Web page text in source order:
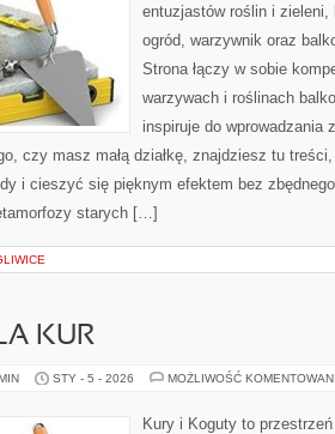
entuzjastów roślin i
ogród, warzywnik oraz
Strona łączy w sobie
warzywach i roślinach
inspiruje do wprowadzania
czy masz małą działkę, znajdziesz tu
i cieszyć się pięknym efektem bez
starych […]
KUR
STY - 5 - 2026 MOŻLIWOŚĆ
Kury i Koguty to